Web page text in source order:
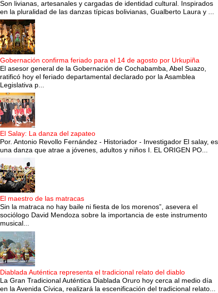
Son livianas, artesanales y cargadas de identidad cultural. Inspirados
en la pluralidad de las danzas típicas bolivianas, Gualberto Laura y ...
Gobernación confirma feriado para el 14 de agosto por Urkupiña
El asesor general de la Gobernación de Cochabamba, Abel Suazo,
ratificó hoy el feriado departamental declarado por la Asamblea
Legislativa p...
El Salay: La danza del zapateo
Por. Antonio Revollo Fernández - Historiador - Investigador El salay, es
una danza que atrae a jóvenes, adultos y niños I. EL ORIGEN PO...
El maestro de las matracas
Sin la matraca no hay baile ni fiesta de los morenos”, asevera el
sociólogo David Mendoza sobre la importancia de este instrumento
musical...
Diablada Auténtica representa el tradicional relato del diablo
La Gran Tradicional Auténtica Diablada Oruro hoy cerca al medio día
en la Avenida Cívica, realizará la escenificación del tradicional relato...